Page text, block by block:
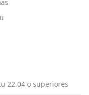
22.04 o superiores